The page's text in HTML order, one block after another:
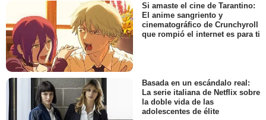
Si amaste el cine de Tarantino:
El anime sangriento y
cinematográfico de Crunchyroll
que rompió el internet es para ti
Basada en un escándalo real:
La serie italiana de Netflix sobre
la doble vida de las
adolescentes de élite